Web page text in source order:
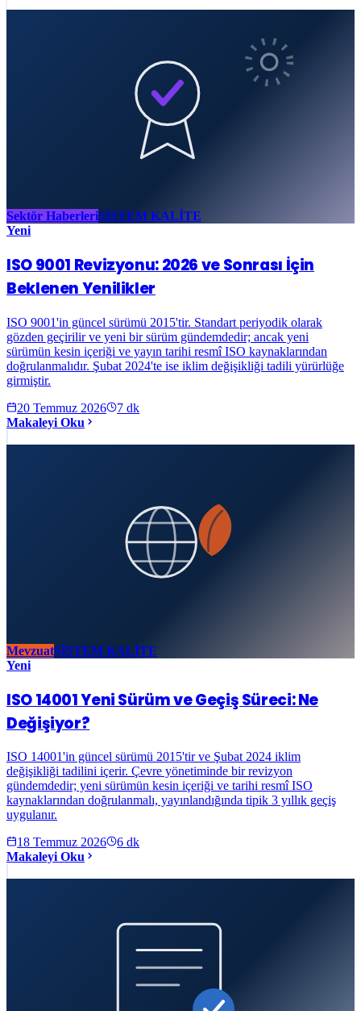
Sektör HaberleriSİSTEM KALİTE
Yeni
ISO 9001 Revizyonu: 2026 ve Sonrası İçin
Beklenen Yenilikler
ISO 9001'in güncel sürümü 2015'tir. Standart periyodik olarak
gözden geçirilir ve yeni bir sürüm gündemdedir; ancak yeni
sürümün kesin içeriği ve yayın tarihi resmî ISO kaynaklarından
doğrulanmalıdır. Şubat 2024'te ise iklim değişikliği tadili yürürlüğe
girmiştir.
20 Temmuz 2026
7 dk
Makaleyi Oku
MevzuatSİSTEM KALİTE
Yeni
ISO 14001 Yeni Sürüm ve Geçiş Süreci: Ne
Değişiyor?
ISO 14001'in güncel sürümü 2015'tir ve Şubat 2024 iklim
değişikliği tadilini içerir. Çevre yönetiminde bir revizyon
gündemdedir; yeni sürümün kesin içeriği ve tarihi resmî ISO
kaynaklarından doğrulanmalı, yayınlandığında tipik 3 yıllık geçiş
uygulanır.
18 Temmuz 2026
6 dk
Makaleyi Oku